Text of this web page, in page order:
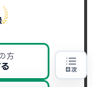
目次
地域・業種から選べる
お近くの専門家を探す
方